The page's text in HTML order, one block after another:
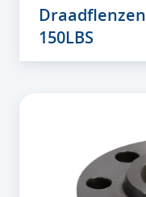
Draadflenzen
150LBS